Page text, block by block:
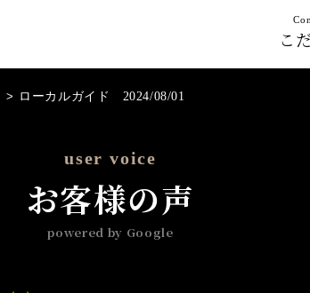
こ
> ローカルガイド 2024/08/01
user voice
お客様の声
powered by Google